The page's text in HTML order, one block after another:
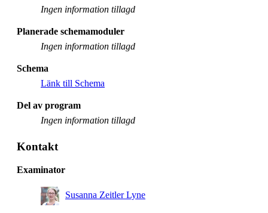
Ingen information tillagd
Planerade schemamoduler
Ingen information tillagd
Schema
Länk till Schema
Del av program
Ingen information tillagd
Kontakt
Examinator
Susanna Zeitler Lyne